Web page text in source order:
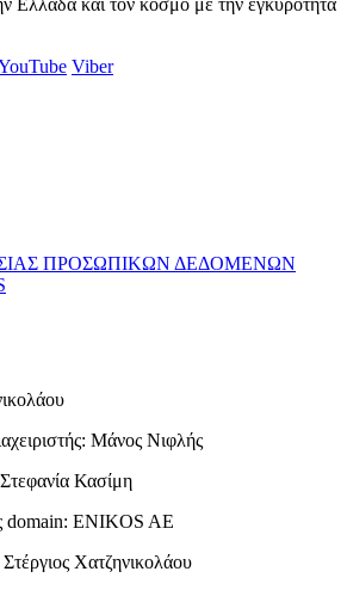
Ελλάδα και τον κόσμο με την εγκυρότητα
Viber
ΠΡΟΣΩΠΙΚΩΝ ΔΕΔΟΜΕΝΩΝ
Μάνος Νιφλής
Στεφανία Κασίμη
domain: ENIKOS AE
Στέργιος Χατζηνικολάου